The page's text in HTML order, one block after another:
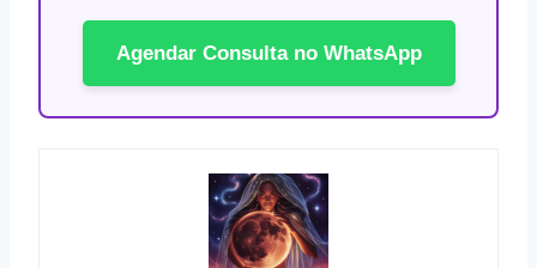
Agendar Consulta no WhatsApp